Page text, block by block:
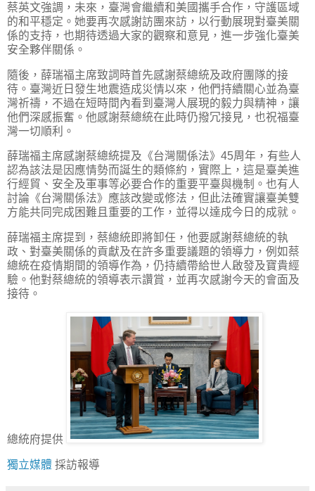
蔡英文強調，未來，臺灣會繼續和美國攜手合作，守護區域
的和平穩定。她要再次感謝訪團來訪，以行動展現對臺美關
係的支持，也期待透過大家的觀察和意見，進一步強化臺美
安全夥伴關係。
隨後，薛瑞福主席致詞時首先感謝蔡總統及政府團隊的接
待。臺灣近日發生地震造成災情以來，他們持續關心並為臺
灣祈禱，不過在短時間內看到臺灣人展現的毅力與精神，讓
他們深感振奮。他感謝蔡總統在此時仍撥冗接見，也祝福臺
灣一切順利。
薛瑞福主席感謝蔡總統提及《台灣關係法》45周年，有些人
認為該法是因應情勢而誕生的類條約，實際上，這是臺美進
行經貿、安全及軍事等必要合作的重要平臺與機制。也有人
討論《台灣關係法》應該改變或修法，但此法確實讓臺美雙
方能共同完成困難且重要的工作，並得以達成今日的成就。
薛瑞福主席提到，蔡總統即將卸任，他要感謝蔡總統的執
政、對臺美關係的貢獻及在許多重要議題的領導力，例如蔡
總統在疫情期間的領導作為，仍持續帶給世人啟發及寶貴經
驗。他對蔡總統的領導表示讚賞，並再次感謝今天的會面及
接待。
總統府提供
獨立媒體 採訪報導